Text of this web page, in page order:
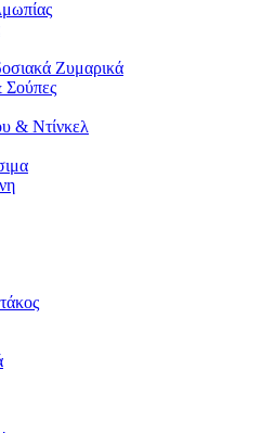
Ζυμαρικά
Σούπες
& Ντίνκελ